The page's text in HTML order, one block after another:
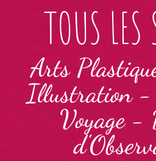
TOUS LES
Arts
Illustration-
Voyage-